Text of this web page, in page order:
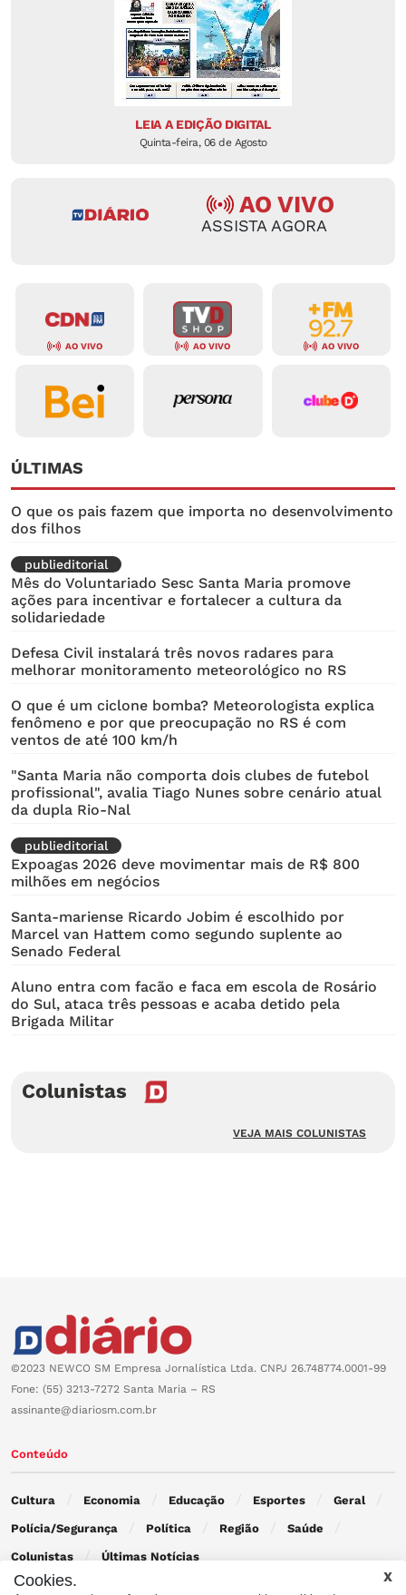
LEIA A EDIÇÃO DIGITAL
Quinta-feira, 06 de Agosto
AO VIVO
ASSISTA AGORA
AO VIVO AO VIVO AO VIVO
ÚLTIMAS
O que os pais fazem que importa no desenvolvimento
dos filhos
publieditorial
Mês do Voluntariado Sesc Santa Maria promove
ações para incentivar e fortalecer a cultura da
solidariedade
Defesa Civil instalará três novos radares para
melhorar monitoramento meteorológico no RS
O que é um ciclone bomba? Meteorologista explica
fenômeno e por que preocupação no RS é com
ventos de até 100 km/h
"Santa Maria não comporta dois clubes de futebol
profissional", avalia Tiago Nunes sobre cenário atual
da dupla Rio-Nal
publieditorial
Expoagas 2026 deve movimentar mais de R$ 800
milhões em negócios
Santa-mariense Ricardo Jobim é escolhido por
Marcel van Hattem como segundo suplente ao
Senado Federal
Aluno entra com facão e faca em escola de Rosário
do Sul, ataca três pessoas e acaba detido pela
Brigada Militar
Colunistas
VEJA MAIS COLUNISTAS
©2023 NEWCO SM Empresa Jornalística Ltda. CNPJ 26.748774.0001-99
Fone: (55) 3213-7272 Santa Maria – RS
assinante@diariosm.com.br
Conteúdo
Cultura Economia Educação Esportes Geral
Polícia/Segurança Política Região Saúde
Colunistas Últimas Notícias
Cookies.